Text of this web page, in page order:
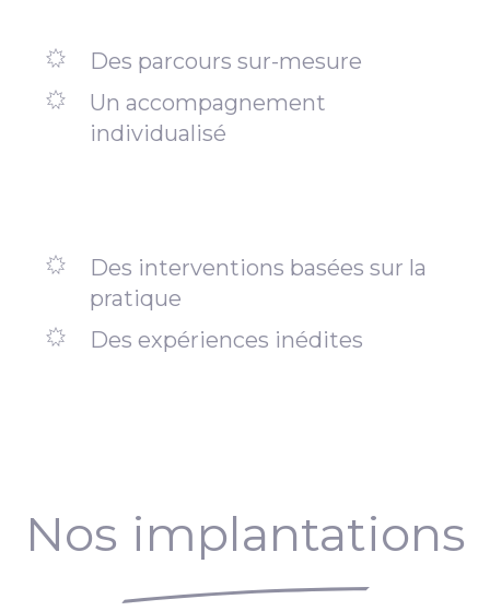
Des parcours sur-mesure
Un accompagnement
individualisé
Des interventions basées sur la
pratique
Des expériences inédites
Nos implantations